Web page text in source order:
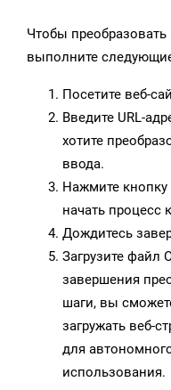
Чтобы преобразовать
выполните
Посетите веб-
Введите URL-
хотите
ввода.
Нажмите кнопку
начать процесс
Дождитесь
Загрузите файл
завершения
шаги, вы
загружать веб-
для
использования.